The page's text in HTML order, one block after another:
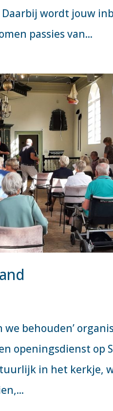
wordt jouw
passies van...
behouden’
openingsdienst op
in het kerkje,